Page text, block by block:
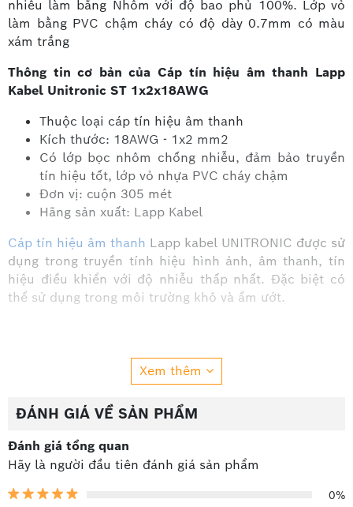
nhiễu làm bằng Nhôm với độ bao phủ 100%. Lớp vỏ
làm bằng PVC chậm cháy có độ dày 0.7mm có màu
xám trắng
Thông tin cơ bản của Cáp tín hiệu âm thanh Lapp
Kabel Unitronic ST 1x2x18AWG
Thuộc loại cáp tín hiệu âm thanh
Kích thước: 18AWG - 1x2 mm2
Có lớp bọc nhôm chống nhiễu, đảm bảo truyền
tín hiệu tốt, lớp vỏ nhựa PVC cháy chậm
Đơn vị: cuộn 305 mét
Hãng sản xuất: Lapp Kabel
Cáp tín hiệu âm thanh Lapp kabel UNITRONIC được sử
dụng trong truyền tính hiệu hình ảnh, âm thanh, tín
hiệu điều khiển với độ nhiễu thấp nhất. Đặc biệt có
thể sử dụng trong môi trường khô và ẩm ướt.
Xem thêm
ĐÁNH GIÁ VỀ SẢN PHẨM
Đánh giá tổng quan
Hãy là người đầu tiên đánh giá sản phẩm
0%